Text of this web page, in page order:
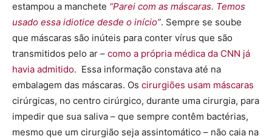
estampou a manchete “Parei com as máscaras. Temos
usado essa idiotice desde o início”. Sempre se soube
que máscaras são inúteis para conter vírus que são
transmitidos pelo ar – como a própria médica da CNN já
havia admitido. Essa informação constava até na
embalagem das máscaras. Os cirurgiões usam máscaras
cirúrgicas, no centro cirúrgico, durante uma cirurgia, para
impedir que sua saliva – que sempre contêm bactérias,
mesmo que um cirurgião seja assintomático – não caia na